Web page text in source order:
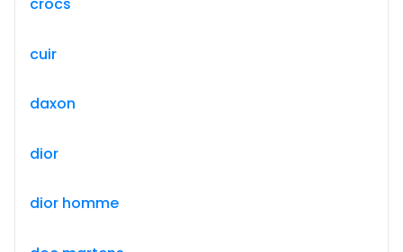
cuir
daxon
dior
dior homme